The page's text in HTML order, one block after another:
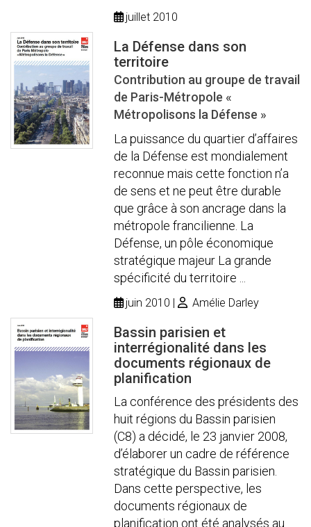
juillet 2010
La Défense dans son
territoire
Contribution au groupe de travail
de Paris-Métropole «
Métropolisons la Défense »
La puissance du quartier d’affaires
de la Défense est mondialement
reconnue mais cette fonction n’a
de sens et ne peut être durable
que grâce à son ancrage dans la
métropole francilienne. La
Défense, un pôle économique
stratégique majeur La grande
spécificité du territoire ...
juin 2010 Amélie Darley
Bassin parisien et
interrégionalité dans les
documents régionaux de
planification
La conférence des présidents des
huit régions du Bassin parisien
(C8) a décidé, le 23 janvier 2008,
d’élaborer un cadre de référence
stratégique du Bassin parisien.
Dans cette perspective, les
documents régionaux de
planification ont été analysés au